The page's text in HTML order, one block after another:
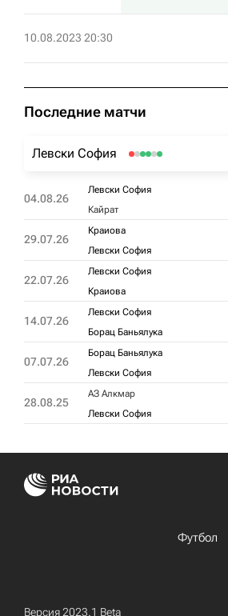
10.08.2023 20:30
Последние матчи
Левски София
04.08.26
Левски София
Кайрат
29.07.26
Краиова
Левски София
22.07.26
Левски София
Краиова
14.07.26
Левски София
Борац Баньялука
07.07.26
Борац Баньялука
Левски София
28.08.25
АЗ Алкмар
Левски София
Футбол
Версия 2023.1 Beta